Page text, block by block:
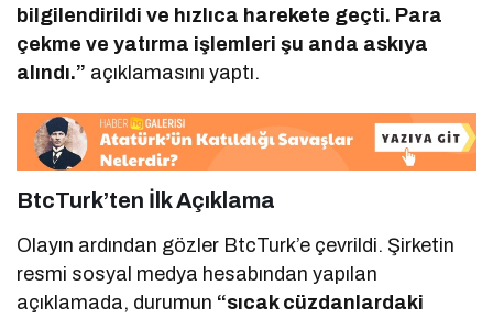
bilgilendirildi ve hızlıca harekete geçti. Para
çekme ve yatırma işlemleri şu anda askıya
alındı.” açıklamasını yaptı.
BtcTurk’ten İlk Açıklama
Olayın ardından gözler BtcTurk’e çevrildi. Şirketin
resmi sosyal medya hesabından yapılan
açıklamada, durumun “sıcak cüzdanlardaki